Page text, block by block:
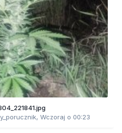
, Wczoraj o 00:23